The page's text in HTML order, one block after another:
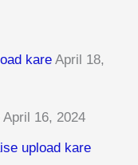
kare April 18,
April 16, 2024
upload kare